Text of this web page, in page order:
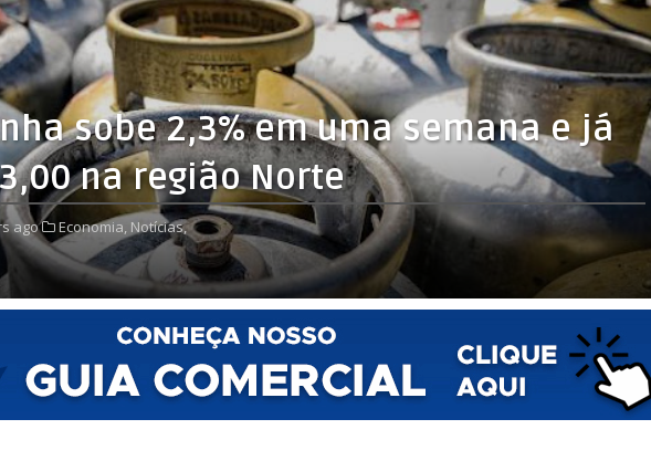
sobe 2,3% em uma semana e já
na região Norte
ago Economia, Notícias,